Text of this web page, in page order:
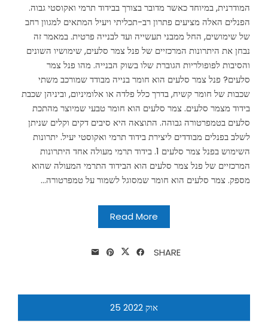
המודרנית, במיוחד כאשר מדובר בצורך בבידוד תרמי ואקוסטי גבוה.
הפנלים האלה מציעים פתרון רב-תכליתי ויעיל המתאים למגוון רחב
של שימושים, החל ממבני תעשייה ועד לבנייה פרטית. במאמר זה
נבחן את היתרונות המרכזיים של פנל צמר סלעים, שימושיו השונים
והסיבות לפופולריות הגוברת שלו בשוק הבנייה. מהו פנל צמר
סלעים? פנל צמר סלעים הוא חומר בנייה מבודד שמורכב משתי
שכבות של חומר קשיח, בדרך כלל פלדה או אלומיניום, וביניהן שכבת
בידוד מצמר סלעים. צמר סלעים הוא חומר טבעי שמיוצר מהתכת
סלעים בטמפרטורה גבוהה. התוצאה היא סיבים דקים וקלים שניתן
לשלב בפנלים מבודדים ליצירת בידוד תרמי ואקוסטי יעיל. יתרונות
השימוש בפנל צמר סלעים 1. בידוד תרמי מעולה אחד היתרונות
המרכזיים של פנל צמר סלעים הוא הבידוד התרמי המעולה שהוא
מספק. צמר סלעים הוא חומר שמסוגל לשמור על טמפרטורה...
Read More
SHARE
אוק 25 2022